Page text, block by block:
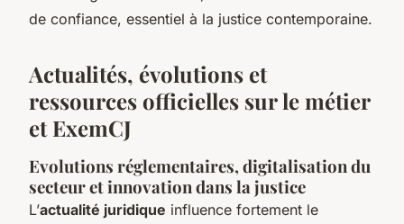
de confiance, essentiel à la justice contemporaine.
Actualités, évolutions et
ressources officielles sur le métier
et ExemCJ
Evolutions réglementaires, digitalisation du
secteur et innovation dans la justice
L’actualité juridique influence fortement le